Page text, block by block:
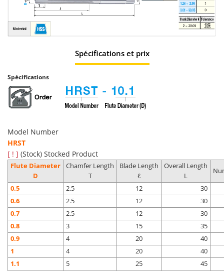
Spécifications et prix
Spécifications
Model Number
HRST
[ ! ] (Stock) Stocked Product
Flute Diameter
D
Chamfer Length
T
Blade Length
ℓ
Overall Length
L
0.5 2.5 12
30
0.6
2.5 12
30
0.7
2.5 12
30
0.8
3 15
35
0.9
4 20
40
1
4 20
40
1.1
5 25
45